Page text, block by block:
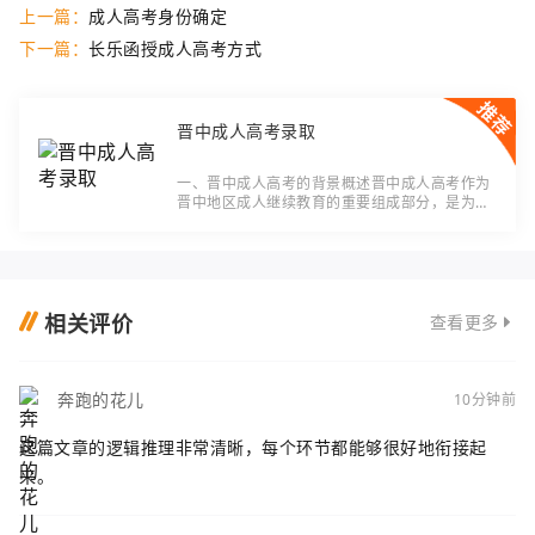
上一篇： 成人高考身份确定
下一篇： 长乐函授成人高考方式
晋中成人高考录取
一、晋中成人高考的背景概述晋中成人高考作为
晋中地区成人继续教育的重要组成部分，是为了
相关评价 查看更多
奔跑的花儿 10分钟前
这篇文章的逻辑推理非常清晰，每个环节都能够很好地衔接起
来。